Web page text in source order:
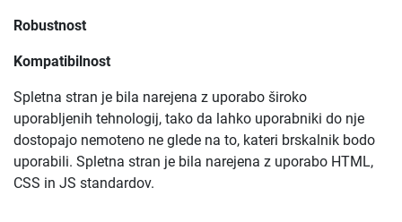
Robustnost
Kompatibilnost
Spletna stran je bila narejena z uporabo široko
uporabljenih tehnologij, tako da lahko uporabniki do nje
dostopajo nemoteno ne glede na to, kateri brskalnik bodo
uporabili. Spletna stran je bila narejena z uporabo HTML,
CSS in JS standardov.